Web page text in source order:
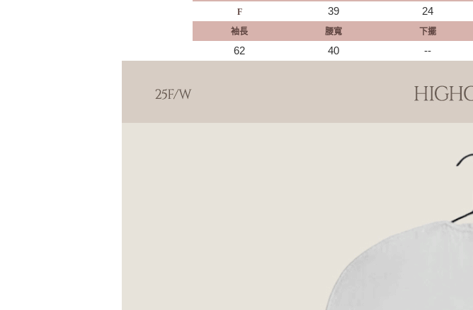
F 39 24
袖長
腰寬 下擺
62 40 --